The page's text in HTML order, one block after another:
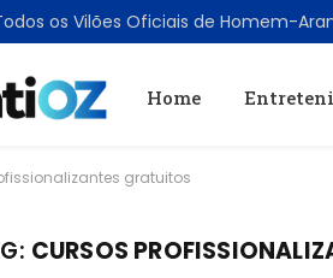
Home
gratuitos
CURSOS